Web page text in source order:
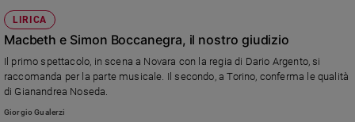
LIRICA
Macbeth e Simon Boccanegra, il nostro giudizio
Il primo spettacolo, in scena a Novara con la regia di Dario Argento, si
raccomanda per la parte musicale. Il secondo, a Torino, conferma le qualità
di Gianandrea Noseda.
Giorgio Gualerzi